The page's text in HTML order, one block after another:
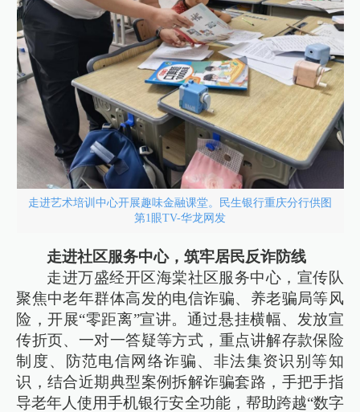
走进艺术培训中心开展趣味金融课堂。民生银行重庆分行供图
第1眼TV-华龙网发
走进社区服务中心，筑牢居民反诈防线
走进万盛经开区海棠社区服务中心，宣传队
聚焦中老年群体高发的电信诈骗、养老骗局等风
险，开展“零距离”宣讲。通过悬挂横幅、发放宣
传折页、一对一答疑等方式，重点讲解存款保险
制度、防范电信网络诈骗、非法集资识别等知
识，结合近期典型案例拆解诈骗套路，手把手指
导老年人使用手机银行安全功能，帮助跨越“数字